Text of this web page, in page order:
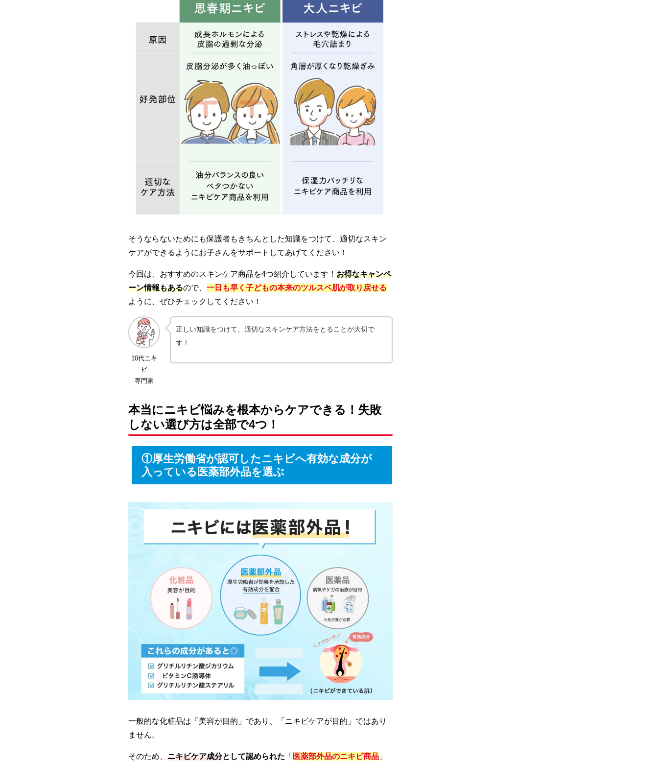
そうならないためにも保護者もきちんとした知識をつけて、適切なスキン
ケアができるようにお子さんをサポートしてあげてください！
今回は、おすすめのスキンケア商品を4つ紹介しています！ お得なキャンペ
ーン情報もあるので、 一日も早く子どもの本来のツルスベ肌が取り戻せる
ように、ぜひチェックしてください！
10代ニキ
ビ
専門家
正しい知識をつけて、適切なスキンケア方法をとることが大切で
す！
本当にニキビ悩みを根本からケアできる！失敗
しない選び方は全部で4つ！
①厚生労働省が認可したニキビへ有効な成分が
入っている医薬部外品を選ぶ
一般的な化粧品は「美容が目的」であり、「ニキビケアが目的」ではあり
ません。
そのため、 ニキビケア成分として認められた 「 医薬部外品のニキビ商品 」